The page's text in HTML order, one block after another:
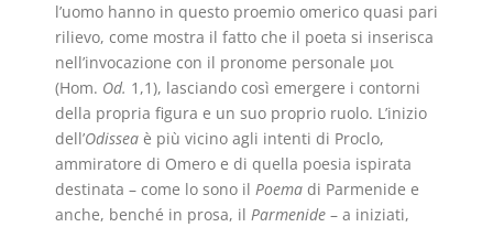
l’uomo hanno in questo proemio omerico quasi pari
rilievo, come mostra il fatto che il poeta si inserisca
nell’invocazione con il pronome personale μοι
(Hom. Od. 1,1), lasciando così emergere i contorni
della propria figura e un suo proprio ruolo. L’inizio
dell’Odissea è più vicino agli intenti di Proclo,
ammiratore di Omero e di quella poesia ispirata
destinata – come lo sono il Poema di Parmenide e
anche, benché in prosa, il Parmenide – a iniziati,